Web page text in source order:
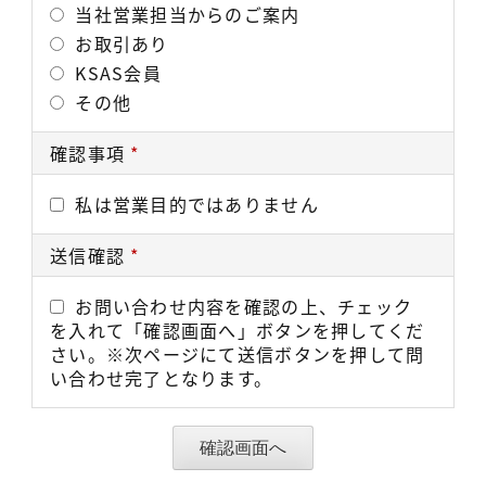
当社営業担当からのご案内
お取引あり
KSAS会員
その他
確認事項 *
私は営業目的ではありません
送信確認 *
お問い合わせ内容を確認の上、チェック
を入れて「確認画面へ」ボタンを押してくだ
さい。※次ページにて送信ボタンを押して問
い合わせ完了となります。